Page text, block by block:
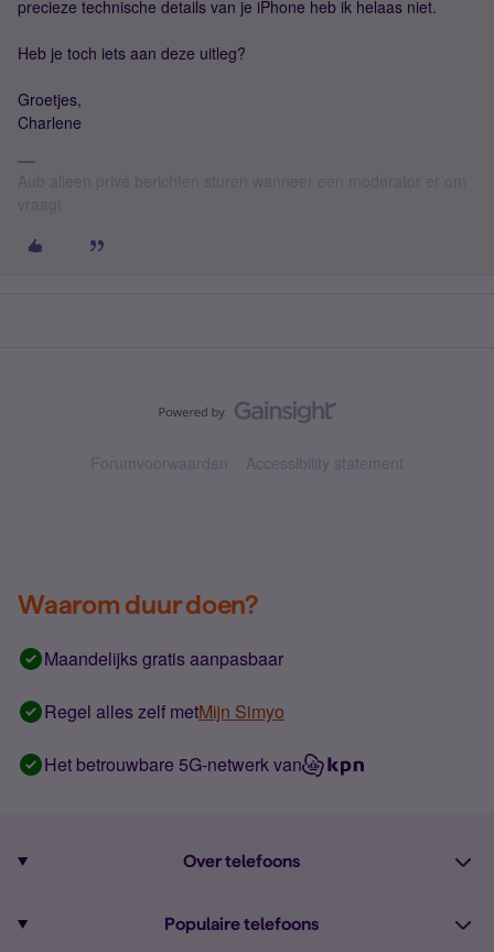
precieze technische details van je iPhone heb ik helaas niet.
Heb je toch iets aan deze uitleg?
Groetjes,
Charlene
Forumvoorwaarden Accessibility statement
Waarom duur doen?
Maandelijks gratis aanpasbaar
Regel alles zelf metMijn Simyo
Het betrouwbare 5G-netwerk van
Over telefoons
Populaire telefoons